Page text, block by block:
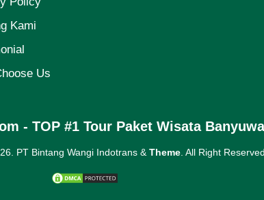
Kami
Us
- TOP #1 Tour Paket Wisata
PT Bintang Wangi Indotrans & Theme. All Right Reserved